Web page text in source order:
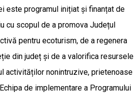
este programul inițiat și finanțat de
cu scopul de a promova Județul
pentru ecoturism, de a regenera
din județ și de a valorifica resursele
activităților nonintruzive, prietenoase
de implementare a Programului